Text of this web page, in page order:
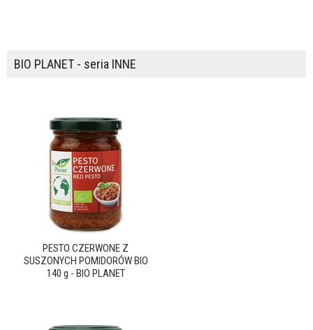
BIO PLANET - seria INNE
PESTO CZERWONE Z
SUSZONYCH POMIDORÓW BIO
140 g - BIO PLANET